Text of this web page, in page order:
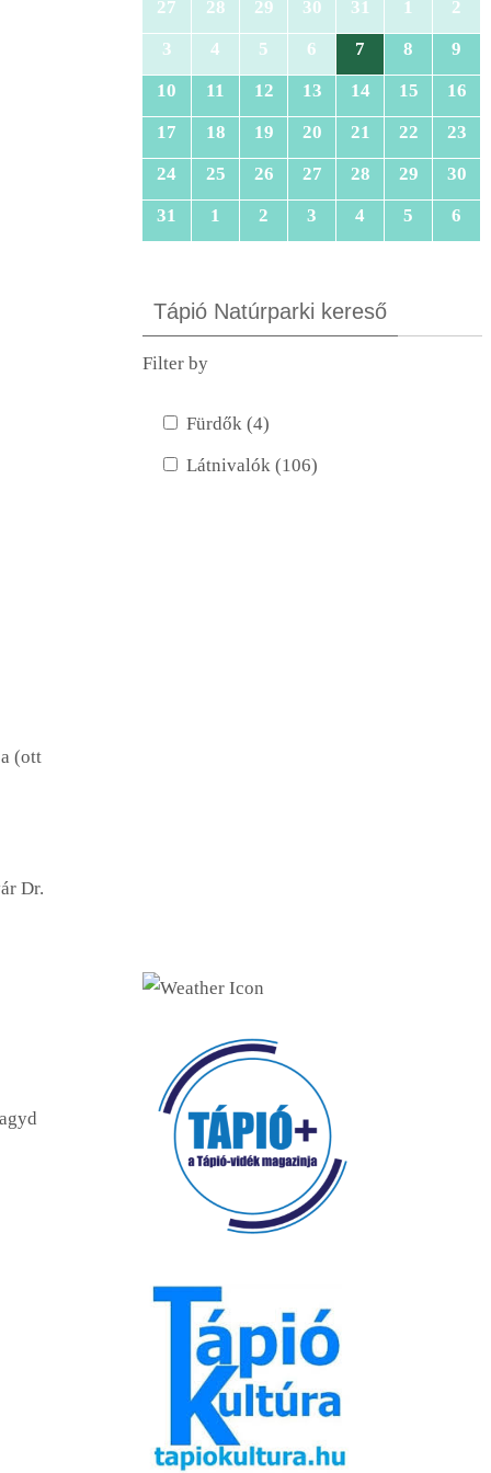
(ott
Dr.
27 28 29 30 31 1
2
3
4 5 6 7 8
9
10
11 12 13 14 15
16
17
18 19 20 21 22
23
24
25 26 27 28 29
30
31
1 2 3 4 5 6
Tápió Natúrparki kereső
Filter by
Fürdők (4)
Látnivalók (106)
Cukrászda (17)
Kávézó (16)